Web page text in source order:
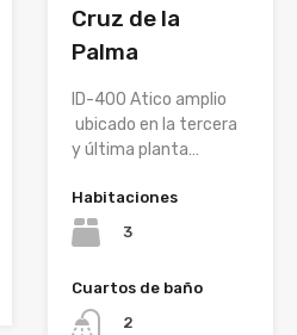
Cruz de la
Palma
ID-400 Atico amplio
ubicado en la tercera
y última planta…
Habitaciones
3
Cuartos de baño
2